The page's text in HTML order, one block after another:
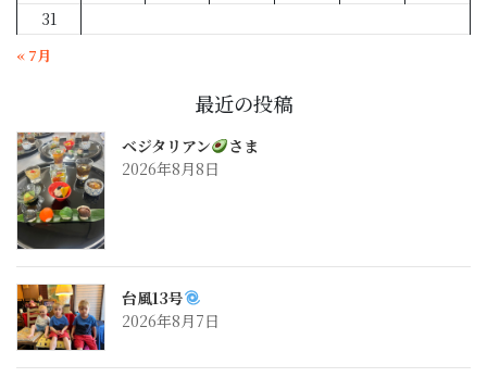
31
« 7月
最近の投稿
ベジタリアン
さま
2026年8月8日
台風13号
2026年8月7日